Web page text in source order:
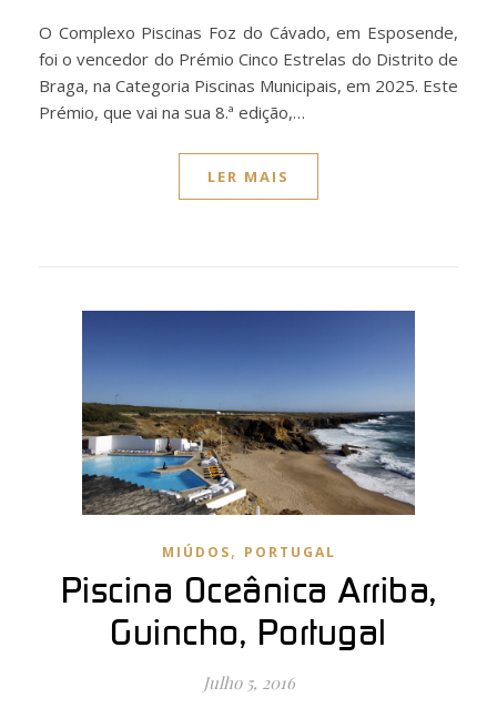
O Complexo Piscinas Foz do Cávado, em Esposende,
foi o vencedor do Prémio Cinco Estrelas do Distrito de
Braga, na Categoria Piscinas Municipais, em 2025. Este
Prémio, que vai na sua 8.ª edição,…
LER MAIS
MIÚDOS, PORTUGAL
Piscina Oceânica Arriba,
Guincho, Portugal
Julho 5, 2016